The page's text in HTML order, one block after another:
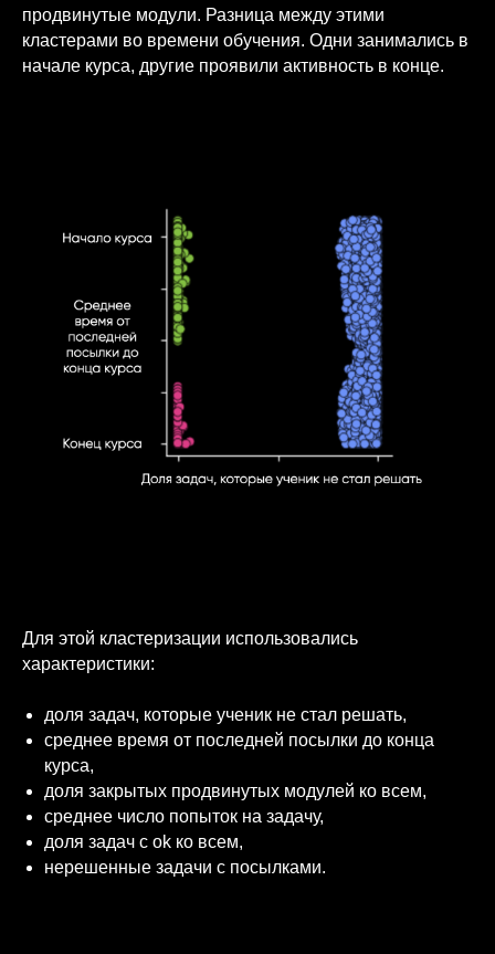
продвинутые модули. Разница между этими
кластерами во времени обучения. Одни занимались в
начале курса, другие проявили активность в конце.
Для этой кластеризации использовались
характеристики:
доля задач, которые ученик не стал решать,
среднее время от последней посылки до конца
курса,
доля закрытых продвинутых модулей ко всем,
среднее число попыток на задачу,
доля задач с ok ко всем,
нерешенные задачи с посылками.